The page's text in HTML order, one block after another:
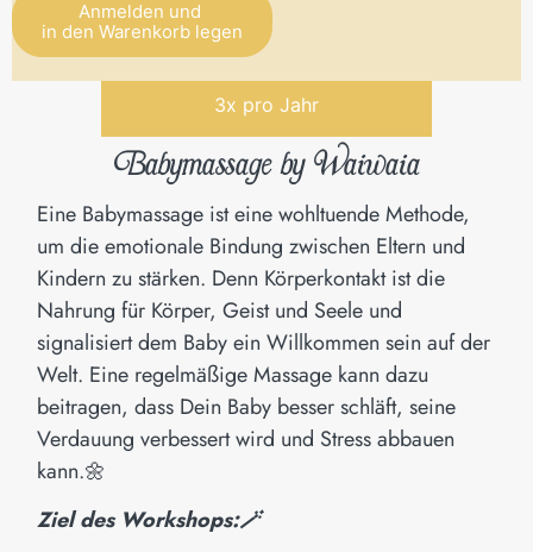
Anmelden und
in den Warenkorb legen
3x pro Jahr
Babymassage by Waiwaia
Eine Babymassage ist eine wohltuende Methode,
um die emotionale Bindung zwischen Eltern und
Kindern zu stärken. Denn Körperkontakt ist die
Nahrung für Körper, Geist und Seele und
signalisiert dem Baby ein Willkommen sein auf der
Welt. Eine regelmäßige Massage kann dazu
beitragen, dass Dein Baby besser schläft, seine
Verdauung verbessert wird und Stress abbauen
kann.🌼
Ziel des Workshops:🪄